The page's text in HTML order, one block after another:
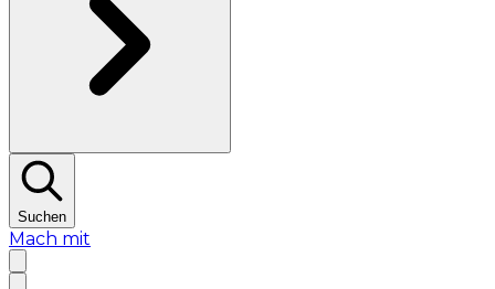
Suchen
Mach mit